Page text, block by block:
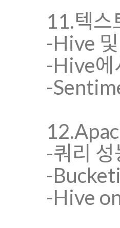
11.텍스
-Hive
-Hive에
-
-쿼리 성
-
-Hive